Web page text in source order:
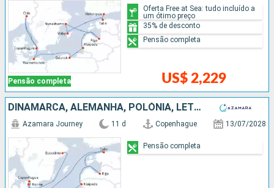
Pensão completa US$ 2,229
Oferta Free at Sea: tudo incluído a
um ótimo preço
35% de desconto
Pensão completa
DINAMARCA, ALEMANHA, POLÓNIA, LETÔNIA, ESTÃNIA, SUÃCIA
Azamara Journey 11 d Copenhague 13/07/2028
Pensão completa